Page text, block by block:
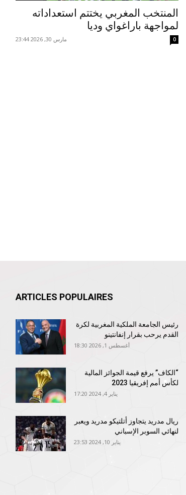
المنتخب المغربي يختتم استعداداته
لمواجهة باراغواي وديا
مارس 30, 2026 23:44 0
ARTICLES POPULAIRES
رئيس الجامعة الملكية المغربية لكرة
القدم يرحب بقرار إنفانتينو
أغسطس 1, 2026 18:30
“الكاف” يرفع قيمة الجوائز المالية
لكأس أمم إفريقيا 2023
يناير 4, 2024 17:20
ريال مدريد يتجاوز أتلتيكو مدريد ويعبر
لنهائي السوبر الإسباني
يناير 10, 2024 23:53